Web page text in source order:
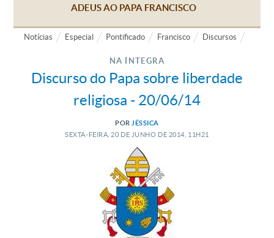
ADEUS AO PAPA FRANCISCO
Notícias Especial Pontificado Francisco Discursos
NA ÍNTEGRA
Discurso do Papa sobre liberdade
religiosa - 20/06/14
POR JÉSSICA
SEXTA-FEIRA, 20 DE JUNHO DE 2014, 11H21